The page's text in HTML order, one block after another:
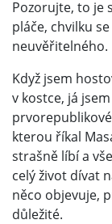
Pozorujte, to je
pláče, chvilku
neuvěřitelného.
Když jsem
v kostce, já
kterou říkal
strašně líbí a
celý život dívat
něco objevuje,
důležité.